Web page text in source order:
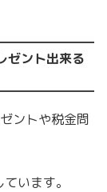
ゼント出来る
ントや税金問
います。